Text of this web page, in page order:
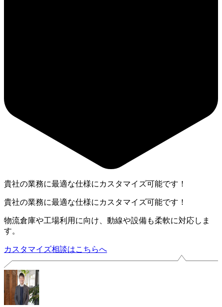
貴社の業務に最適な仕様にカスタマイズ可能です！
貴社の業務に最適な仕様にカスタマイズ可能です！
物流倉庫や工場利用に向け、動線や設備も柔軟に対応しま
す。
カスタマイズ相談はこちらへ